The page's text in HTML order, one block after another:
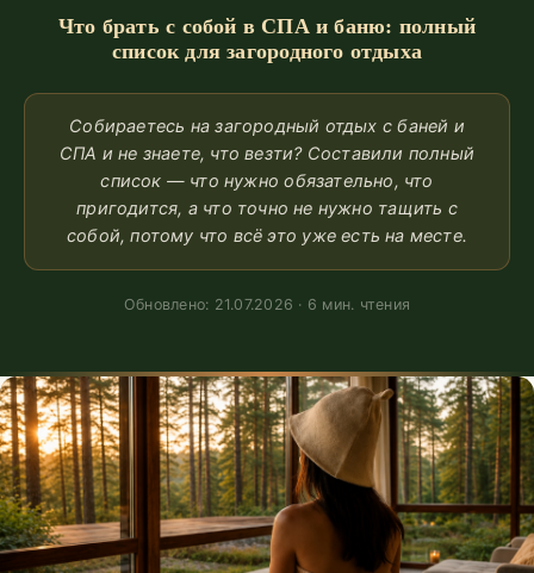
Что брать с собой в СПА и баню: полный
список для загородного отдыха
Собираетесь на загородный отдых с баней и
СПА и не знаете, что везти? Составили полный
список — что нужно обязательно, что
пригодится, а что точно не нужно тащить с
собой, потому что всё это уже есть на месте.
Обновлено: 21.07.2026 · 6 мин. чтения